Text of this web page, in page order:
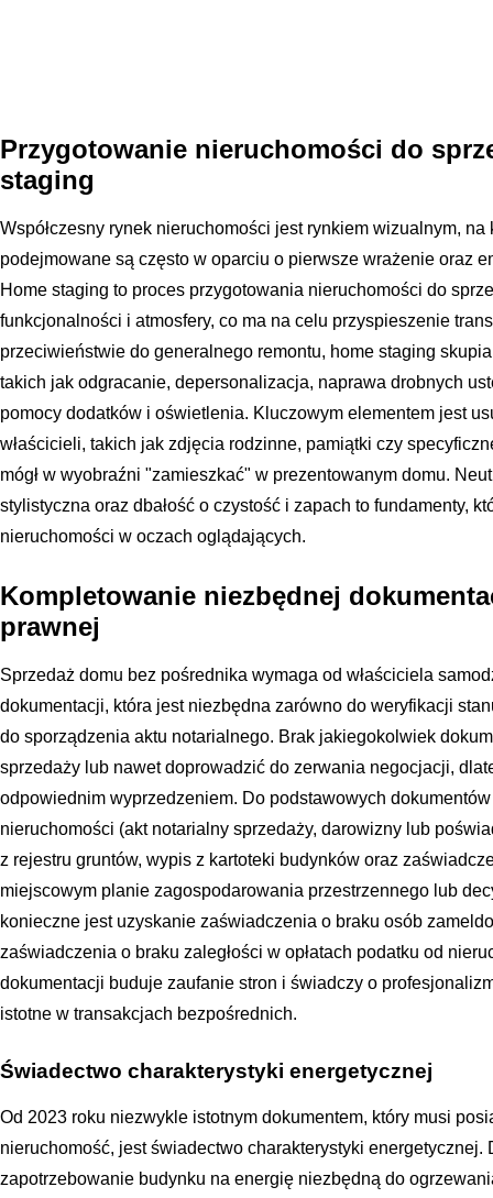
Przygotowanie nieruchomości do
staging
Współczesny rynek nieruchomości jest rynkiem wizualnym,
podejmowane są często w oparciu o pierwsze wrażenie oraz
Home staging to proces przygotowania nieruchomości do
funkcjonalności i atmosfery, co ma na celu przyspieszenie
przeciwieństwie do generalnego remontu, home staging
takich jak odgracanie, depersonalizacja, naprawa drobnych
pomocy dodatków i oświetlenia. Kluczowym elementem jest
właścicieli, takich jak zdjęcia rodzinne, pamiątki czy
mógł w wyobraźni "zamieszkać" w prezentowanym domu.
stylistyczna oraz dbałość o czystość i zapach to fundamenty,
nieruchomości w oczach oglądających.
Kompletowanie niezbędnej
prawnej
Sprzedaż domu bez pośrednika wymaga od właściciela
dokumentacji, która jest niezbędna zarówno do weryfikacji
do sporządzenia aktu notarialnego. Brak jakiegokolwiek
sprzedaży lub nawet doprowadzić do zerwania negocjacji,
odpowiednim wyprzedzeniem. Do podstawowych
nieruchomości (akt notarialny sprzedaży, darowizny lub
z rejestru gruntów, wypis z kartoteki budynków oraz
miejscowym planie zagospodarowania przestrzennego lub
konieczne jest uzyskanie zaświadczenia o braku osób
zaświadczenia o braku zaległości w opłatach podatku od
dokumentacji buduje zaufanie stron i świadczy o
istotne w transakcjach bezpośrednich.
Świadectwo charakterystyki energetycznej
Od 2023 roku niezwykle istotnym dokumentem, który musi
nieruchomość, jest świadectwo charakterystyki energetycznej.
zapotrzebowanie budynku na energię niezbędną do